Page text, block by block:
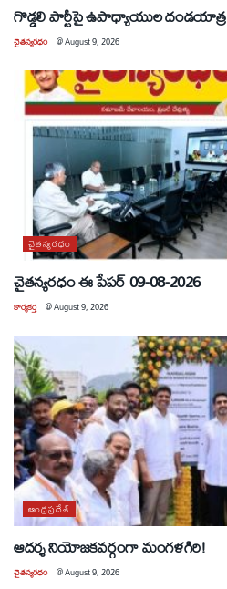
గొడ్డలి పార్టీపై ఉపాధ్యాయుల దండయాత్ర
చైతన్యరధం @August 9, 2026
చైతన్యరధం
చైతన్యరధం ఈ పేపర్ 09-08-2026
కార్యకర్త @August 9, 2026
ఆంధ్రప్రదేశ్
ఆదర్శ నియోజకవర్గంగా మంగళగిరి!
చైతన్యరధం @August 9, 2026
ఆంధ్రప్రదేశ్